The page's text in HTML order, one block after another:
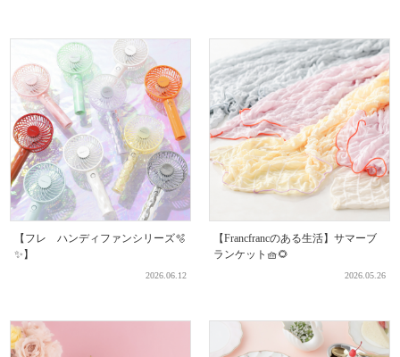
【フレ ハンディファンシリーズ🫧
✨】
2026.06.12
【Francfrancのある生活】サマーブ
ランケット🧺🌻
2026.05.26